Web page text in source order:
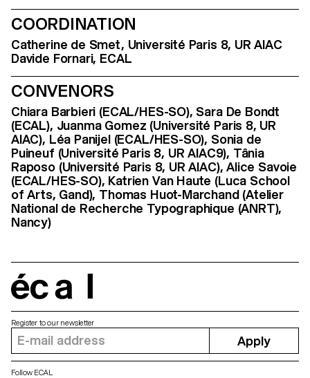
COORDINATION
Catherine de Smet, Université Paris 8, UR AIAC
Davide Fornari, ECAL
CONVENORS
Chiara Barbieri (ECAL/HES-SO), Sara De Bondt
(ECAL), Juanma Gomez (Université Paris 8, UR
AIAC), Léa Panijel (ECAL/HES-SO), Sonia de
Puineuf (Université Paris 8, UR AIAC9), Tânia
Raposo (Université Paris 8, UR AIAC), Alice Savoie
(ECAL/HES-SO), Katrien Van Haute (Luca School
of Arts, Gand), Thomas Huot-Marchand (Atelier
National de Recherche Typographique (ANRT),
Nancy)
Register to our newsletter
Apply
Follow ECAL